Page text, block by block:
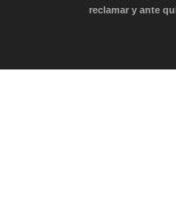
reclamar y ante